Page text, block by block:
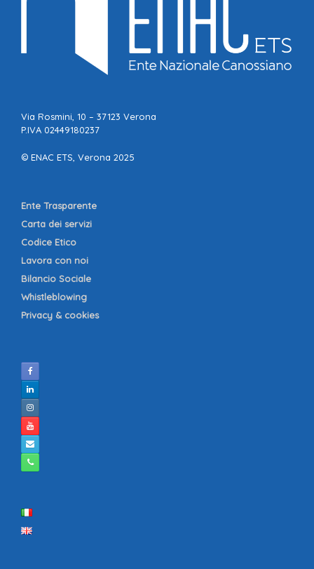
Via Rosmini, 10 – 37123 Verona
P.IVA 02449180237
© ENAC ETS, Verona 2025
Ente Trasparente
Carta dei servizi
Codice Etico
Lavora con noi
Bilancio Sociale
Whistleblowing
Privacy & cookies